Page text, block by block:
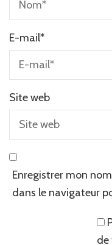
E-mail*
Site web
Enregistrer mon
dans le navigateur
de